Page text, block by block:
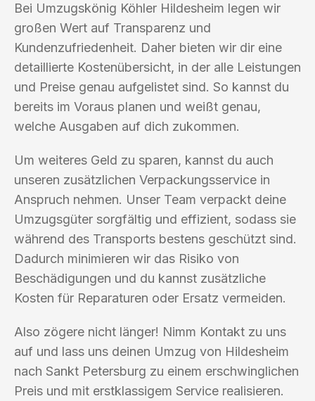
Bei Umzugskönig Köhler Hildesheim legen wir
großen Wert auf Transparenz und
Kundenzufriedenheit. Daher bieten wir dir eine
detaillierte Kostenübersicht, in der alle Leistungen
und Preise genau aufgelistet sind. So kannst du
bereits im Voraus planen und weißt genau,
welche Ausgaben auf dich zukommen.
Um weiteres Geld zu sparen, kannst du auch
unseren zusätzlichen Verpackungsservice in
Anspruch nehmen. Unser Team verpackt deine
Umzugsgüter sorgfältig und effizient, sodass sie
während des Transports bestens geschützt sind.
Dadurch minimieren wir das Risiko von
Beschädigungen und du kannst zusätzliche
Kosten für Reparaturen oder Ersatz vermeiden.
Also zögere nicht länger! Nimm Kontakt zu uns
auf und lass uns deinen Umzug von Hildesheim
nach Sankt Petersburg zu einem erschwinglichen
Preis und mit erstklassigem Service realisieren.